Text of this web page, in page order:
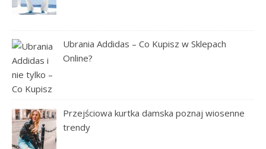
Ubrania Addidas – Co Kupisz w Sklepach
Online?
Przejściowa kurtka damska poznaj wiosenne
trendy